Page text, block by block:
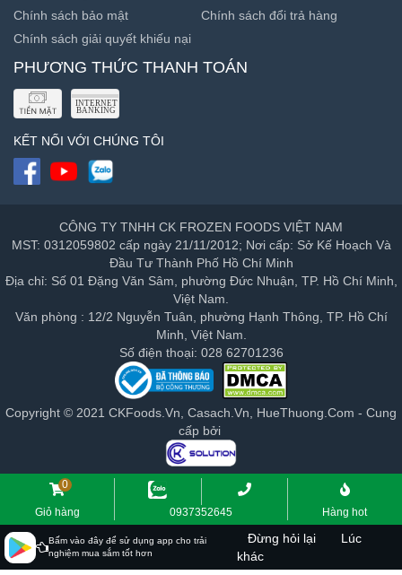
Chính sách bảo mật
Chính sách đổi trả hàng
Chính sách giải quyết khiếu nại
PHƯƠNG THỨC THANH TOÁN
KẾT NỐI VỚI CHÚNG TÔI
CÔNG TY TNHH CK FROZEN FOODS VIỆT NAM
MST: 0312059802 cấp ngày 21/11/2012; Nơi cấp: Sở Kế Hoạch Và
Đầu Tư Thành Phố Hồ Chí Minh
Địa chỉ: Số 01 Đặng Văn Sâm, phường Đức Nhuận, TP. Hồ Chí Minh,
Việt Nam.
Văn phòng : 12/2 Nguyễn Tuân, phường Hạnh Thông, TP. Hồ Chí
Minh, Việt Nam.
Số điện thoại: 028 62701236
Copyright © 2021 CKFoods.Vn, Casach.Vn, HueThuong.Com - Cung
cấp bởi
0
Giỏ hàng 0937352645 Hàng hot
Bấm vào đây để sử dụng app cho trải
nghiệm mua sắm tốt hơn
Đừng hỏi lại
Lúc
khác